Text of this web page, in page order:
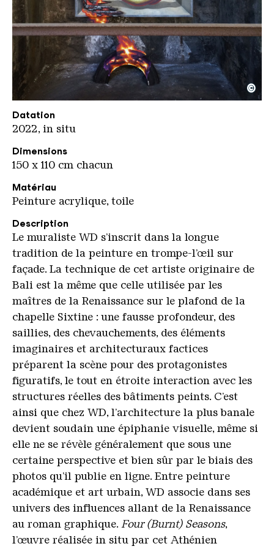
WildDrawing autumn
Copyright: Wild Drawing
©
Datation
2022, in situ
Dimensions
150 x 110 cm chacun
Matériau
Peinture acrylique, toile
Description
Le muraliste WD s’inscrit dans la longue
tradition de la peinture en trompe-l’œil sur
façade. La technique de cet artiste originaire de
Bali est la même que celle utilisée par les
maîtres de la Renaissance sur le plafond de la
chapelle Sixtine : une fausse profondeur, des
saillies, des chevauchements, des éléments
imaginaires et architecturaux factices
préparent la scène pour des protagonistes
figuratifs, le tout en étroite interaction avec les
structures réelles des bâtiments peints. C’est
ainsi que chez WD, l’architecture la plus banale
devient soudain une épiphanie visuelle, même si
elle ne se révèle généralement que sous une
certaine perspective et bien sûr par le biais des
photos qu’il publie en ligne. Entre peinture
académique et art urbain, WD associe dans ses
univers des influences allant de la Renaissance
au roman graphique. Four (Burnt) Seasons,
l’œuvre réalisée in situ par cet Athénien